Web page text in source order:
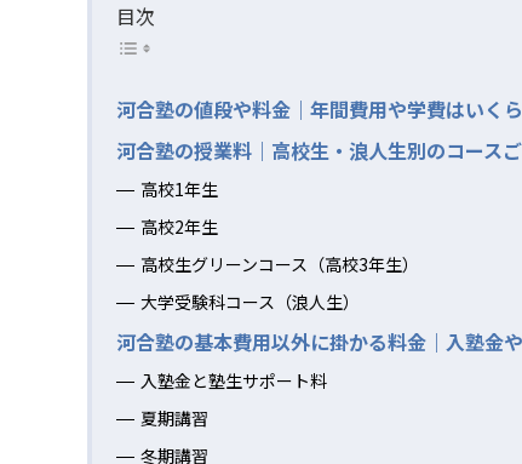
目次
河合塾の値段や料金｜年間費用や学費はいく
河合塾の授業料｜高校生・浪人生別のコース
高校1年生
高校2年生
高校生グリーンコース（高校3年生）
大学受験科コース（浪人生）
河合塾の基本費用以外に掛かる料金｜入塾金
入塾金と塾生サポート料
夏期講習
冬期講習